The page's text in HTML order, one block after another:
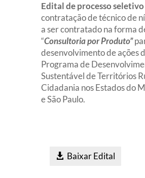
Edital de processo seletivo
contratação de técnico de
a ser contratado na forma
“Consultoria por Produto”
desenvolvimento de ações
Programa de
Sustentável de Territórios
Cidadania nos Estados do
e São Paulo.
Baixar Edital